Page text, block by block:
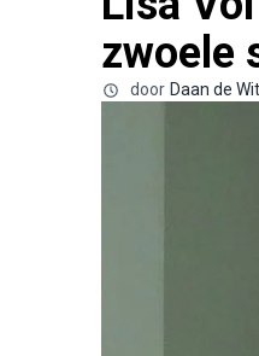
zwoele
door Daan de Wit